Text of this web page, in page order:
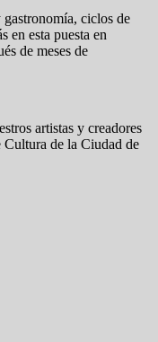
ciclos de
en esta puesta en
de meses de
artistas y creadores
Cultura de la Ciudad de